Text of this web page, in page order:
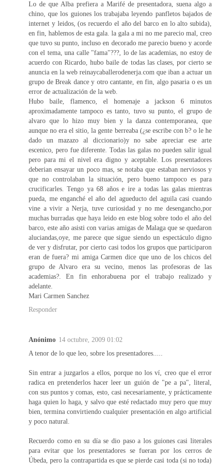
Lo de que Alba prefiera a Marifé de presentadora, suena algo a
chino, que los guiones los trabajaba leyendo panfletos bajados de
internet y leidos, (os recuerdo el año del barco en lo alto subida),
en fin, hablemos de esta gala. la gala a mi no me parecio mal, creo
que tuvo su punto, incluso en decorado me parecio bueno y acorde
con el tema, una calle "fama"???, lo de las academias, no estoy de
acuerdo con Ricardo, hubo baile de todas las clases, por cierto se
anuncia en la web reinaycaballerodenerja.com que iban a actuar un
grupo de Break dance y otro cantante, en fin, algo pasaria o es un
error de actualización de la web.
Hubo baile, flamenco, el homenaje a jackson 6 minutos
aproximadamente tampoco es tanto, tuvo su punto, el grupo de
alvaro que lo hizo muy bien y la danza contemporanea, que
aunque no era el sitio, la gente berreaba (¿se escribe con b? o le he
dado un mazazo al diccionario)y no sabe apreciar ese arte
escenico, pero fue diferente. Todas las galas no pueden salir igual
pero para mi el nivel era digno y aceptable. Los presentadores
deberian ensayar un poco mas, se notaba que estaban nerviosos y
que no controlaban la situación, pero bueno tampoco es para
crucificarles. Tengo ya 68 años e ire a todas las galas mientras
pueda, me enganché el año del agueducto del aguila casi cuando
vine a vivir a Nerja, tuve curiosidad y no me desengancho,por
muchas burradas que haya leido en este blog sobre todo el año del
barco, este año asisti con varias amigas de Malaga que se quedaron
aluciandas,oye, me parece que sigue siendo un espectáculo digno
de ver y disfrutar, por cierto casi todos los grupos que participaron
eran de fuera? mi amiga Carmen dice que uno de los chicos del
grupo de Alvaro era su vecino, menos las profesoras de las
academias?. En fin enhorabuena por el trabajo realizado y
adelante.
Mari Carmen Sanchez
Responder
Anónimo 14 octubre, 2009 01:02
A tenor de lo que leo, sobre los presentadores.....
Sin entrar a juzgarlos a ellos, porque no los ví, creo que el error
radica en pretenderlos hacer leer un guión de "pe a pa", literal,
con sus puntos y comas, esto, casi necesariamente, y prácticamente
haga quien lo haga, y salvo que esté redactado muy pero que muy
bien, termina convirtiendo cualquier presentación en algo artificial
y poco natural.
Recuerdo como en su día se dio paso a los guiones casi literales
para evitar que los presentadores se fueran por los cerros de
Úbeda, pero la contrapartida es que se pierde casi toda (si no toda)